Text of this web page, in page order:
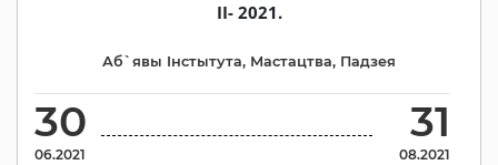
II- 2021.
30
06.2021
31
08.2021
Аб`явы Iнстытута, Мастацтва, Падзея